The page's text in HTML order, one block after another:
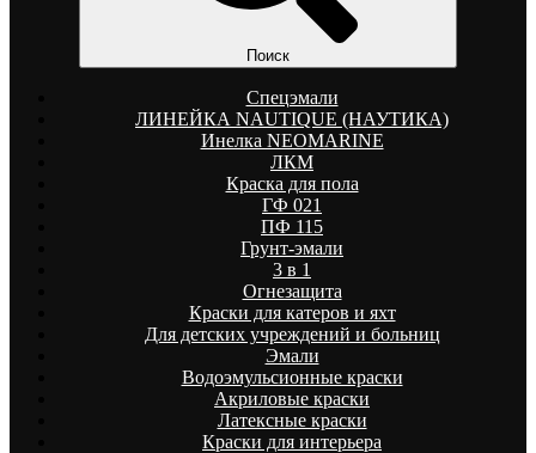
Поиск
Спецэмали
ЛИНЕЙКА NAUTIQUE (НАУТИКА)
Инелка NEOMARINE
ЛКМ
Краска для пола
ГФ 021
ПФ 115
Грунт-эмали
3 в 1
Огнезащита
Краски для катеров и яхт
Для детских учреждений и больниц
Эмали
Водоэмульсионные краски
Акриловые краски
Латексные краски
Краски для интерьера